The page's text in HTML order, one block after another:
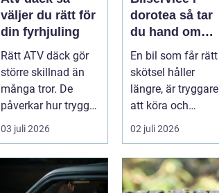
väljer du rätt för
din fyrhjuling
Rätt ATV däck gör
större skillnad än
många tror. De
påverkar hur tryggt
fyrhjulingen beter
sig på vä...
03 juli 2026
dorotea så tar
du hand om
bilen året runt
En bil som får rätt
skötsel håller
längre, är tryggare
att köra och
behåller mer av sitt
värde. I no...
02 juli 2026